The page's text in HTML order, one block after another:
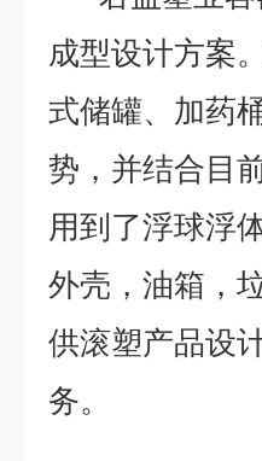
成型设计方案
式储罐、加药
势，并结合目
用到了浮球浮
外壳，油箱，
供滚塑产品设
务。